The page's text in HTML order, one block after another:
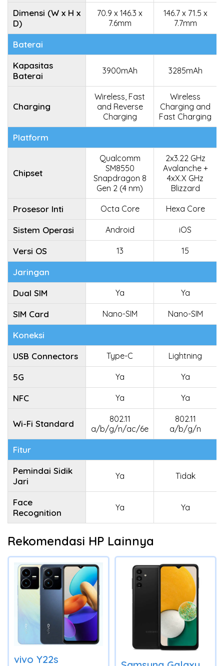
Dimensi (W x H x
D)
70.9 x 146.3 x
7.6mm
146.7 x 71.5 x
7.7mm
Baterai
Kapasitas
Baterai
3900mAh 3285mAh
Charging
Wireless, Fast
and Reverse
Charging
Wireless
Charging and
Fast Charging
Platform
Chipset
Qualcomm
SM8550
Snapdragon 8
Gen 2 (4 nm)
2x3.22 GHz
Avalanche +
4xX.X GHz
Blizzard
Prosesor Inti Octa Core Hexa Core
Sistem Operasi Android iOS
Versi OS 13 15
Jaringan
Dual SIM
Ya Ya
SIM Card Nano-SIM Nano-SIM
Koneksi
USB Connectors
Type-C Lightning
5G Ya Ya
NFC Ya Ya
Wi-Fi Standard
802.11
a/b/g/n/ac/6e
802.11
a/b/g/n
Fitur
Pemindai Sidik
Jari
Ya Tidak
Face
Recognition
Ya Ya
Rekomendasi HP Lainnya
vivo Y22s